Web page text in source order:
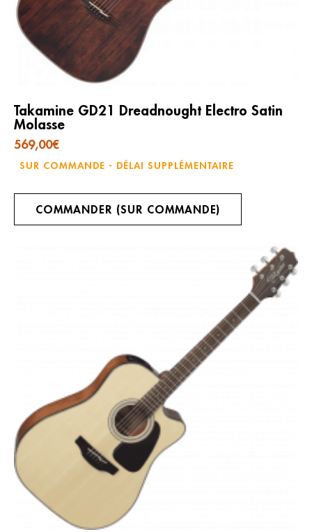
Takamine GD21 Dreadnought Electro Satin
Molasse
569,00€
SUR COMMANDE - DÉLAI SUPPLÉMENTAIRE
COMMANDER (SUR COMMANDE)